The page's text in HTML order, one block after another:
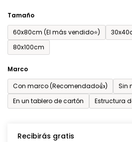
Tamaño
60x80cm (El más vendido⭐)
80x100cm
Marco
Con marco (Recomendado👍)
Sin
En un tablero de cartón
Estructura
Recibirás gratis